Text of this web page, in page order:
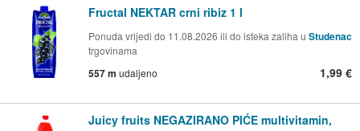
Fructal NEKTAR crni ribiz 1 l
Ponuda vrijedi do 11.08.2026 ili do isteka zaliha u Studenac
trgovinama
557 m udaljeno 1,99 €
Juicy fruits NEGAZIRANO PIĆE multivitamin,